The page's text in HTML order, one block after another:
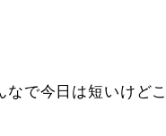
で今日は短いけどこ